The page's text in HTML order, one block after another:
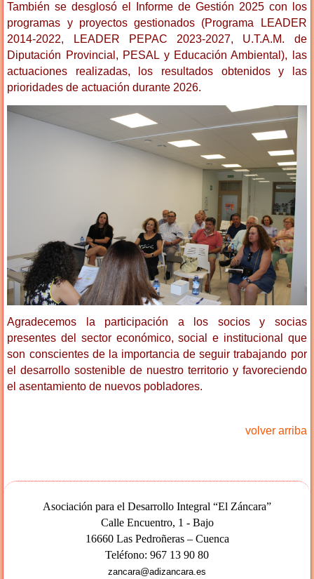
También se desglosó el Informe de Gestión 2025 con los
programas y proyectos gestionados (Programa LEADER
2014-2022, LEADER PEPAC 2023-2027, U.T.A.M. de
Diputación Provincial, PESAL y Educación Ambiental), las
actuaciones realizadas, los resultados obtenidos y las
prioridades de actuación durante 2026.
Agradecemos la participación a los socios y socias
presentes del sector económico, social e institucional que
son conscientes de la importancia de seguir trabajando por
el desarrollo sostenible de nuestro territorio y favoreciendo
el asentamiento de nuevos pobladores.
volver arriba
Asociación para el Desarrollo Integral “El Záncara”
Calle Encuentro, 1 - Bajo
16660 Las Pedroñeras – Cuenca
Teléfono: 967 13 90 80
zancara@adizancara.es